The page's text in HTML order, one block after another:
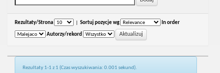
Rezultaty/Strona Sortuj pozycje wg In order
Autorzy/rekord
Rezultaty 1-1 z 1 (Czas wyszukiwania: 0.001 sekund).